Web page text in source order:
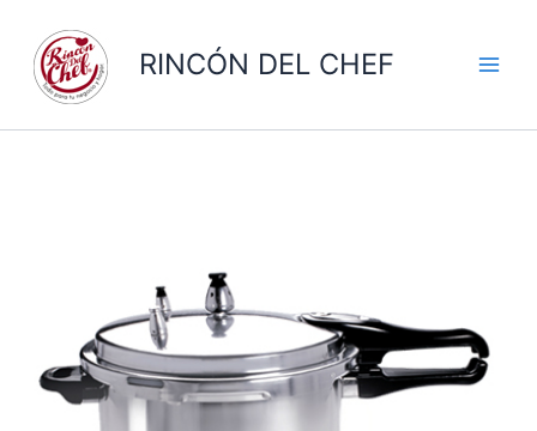
contenido
RINCÓN DEL CHEF